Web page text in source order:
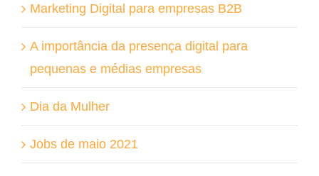
Marketing Digital para empresas B2B
A importância da presença digital para
pequenas e médias empresas
Dia da Mulher
Jobs de maio 2021